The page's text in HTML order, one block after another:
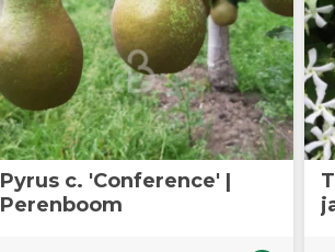
Pyrus c. 'Conference' |
Perenboom